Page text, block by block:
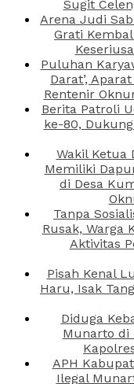
Sugit
Arena Judi
Grati
Puluhan
Darat’,
Rentenir
Berita Patroli
ke-80,
Wakil Ketua
Memiliki
di Desa
Tanpa
Rusak, Warga
Aktivitas
Pisah Kenal
Haru, Isak
Diduga
Munarto di
APH
Ilegal